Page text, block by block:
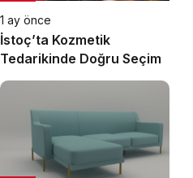
1 ay önce
İstoç’ta Kozmetik
Tedarikinde Doğru Seçim